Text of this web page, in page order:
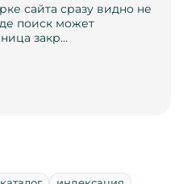
сайта сразу видно не
поиск может
закр…